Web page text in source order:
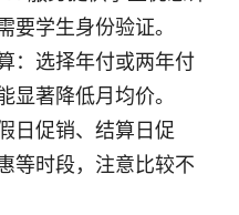
要学生身份验证。
：选择年付或两年付
显著降低月均价。
日促销、结算日促
等时段，注意比较不